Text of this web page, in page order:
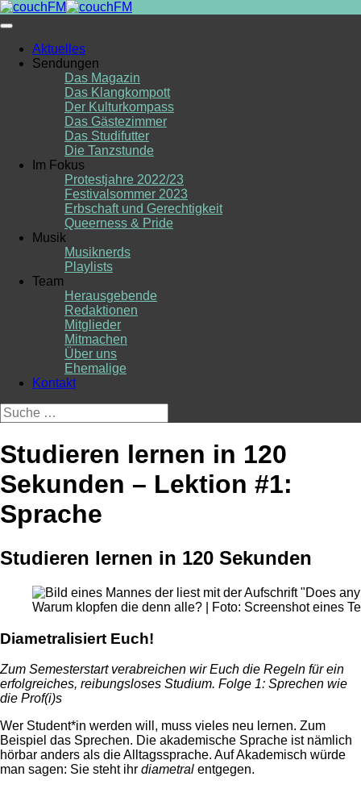
Skip
to
Aktuelles
Sendungen
Das Magazin
Das Klangkompott
Der Kulturkompass
Das Gästezimmer
Das Studifutter
Die Tanzstunde
Im Fokus
Protestjahre 2022/23
Festivalsommer 2023
Erbschaft und Gerechtigkeit
Queerness & Pride
Musik
Musiknerds
Playlists
Team
Herausgebende
Redaktionen
Mitglieder
Mitmachen
Über uns
Ehemalige
Kontakt
Suche
nach:
Studieren lernen in 120
Sekunden – Lektion #1:
Sprache
Studieren lernen in 120 Sekunden
Warum klopfen die denn alle? | Foto: Screenshot eines
Diametralisiert Euch!
Zum Semesterstart verabreichen wir Euch die Regeln für ein
erfolgreiches, reibungsloses Studium. Folge 1: Sprechen wie
die Prof(i)s
Wer Student*in werden will, muss vieles neu lernen. Zum
Beispiel das Sprechen. Die akademische Sprache ist nämlich
hörbar anders als die Alltagssprache. Auf Akademisch würde
man sagen: Sie steht ihr diametral entgegen.